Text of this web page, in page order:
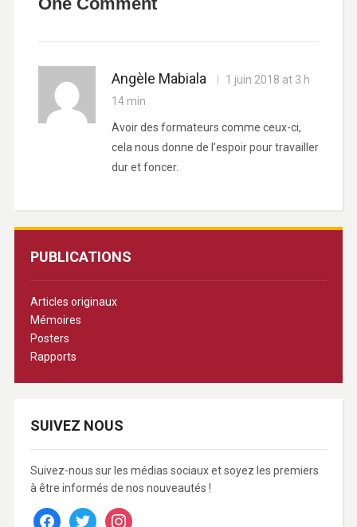
PUBLICATIONS
Articles originaux
Mémoires
Posters
Rapports
SUIVEZ NOUS
Suivez-nous sur les médias sociaux et soyez les premiers
à être informés de nos nouveautés !
facebooktwitter instagram
Angèle Mabiala
1 juin 2018 at 3 h
14 min
Avoir des formateurs comme ceux-ci,
cela nous donne de l’espoir pour travailler
dur et foncer.